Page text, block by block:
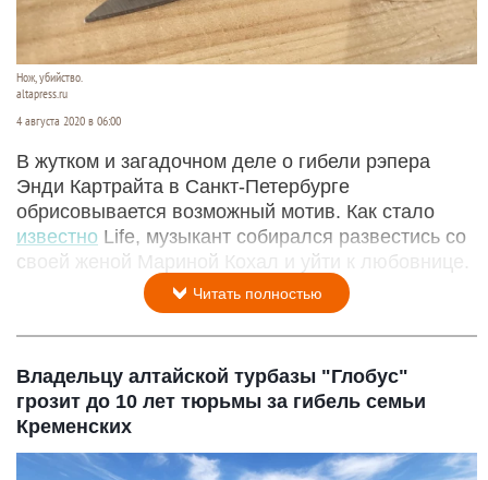
Нож, убийство.
altapress.ru
4 августа 2020 в 06:00
В жутком и загадочном деле о гибели рэпера
Энди Картрайта в Санкт-Петербурге
обрисовывается возможный мотив. Как стало
известно Life, музыкант собирался развестись со
своей женой Мариной Кохал и уйти к любовнице.
Читать полностью
Владельцу алтайской турбазы "Глобус"
грозит до 10 лет тюрьмы за гибель семьи
Кременских